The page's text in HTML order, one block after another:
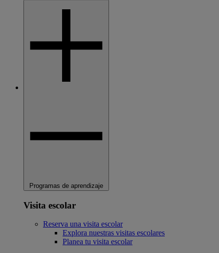
Programas de aprendizaje
Visita escolar
Reserva una visita escolar
Explora nuestras visitas escolares
Planea tu visita escolar